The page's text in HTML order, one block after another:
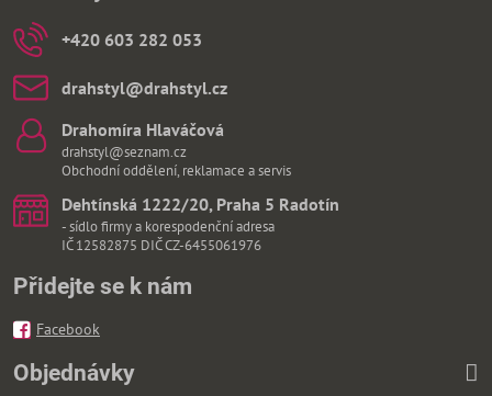
+420 603 282 053
drahstyl​@drahstyl​.cz
Drahomíra Hlaváčová
drahstyl@seznam.cz
Obchodní oddělení, reklamace a servis
Dehtínská 1222/20, Praha 5 Radotín
- sídlo firmy a korespodenční adresa
IČ 12582875 DIČ CZ-6455061976
Přidejte se k nám
Facebook
Objednávky